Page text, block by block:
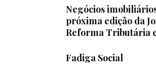
Negócios
próxima edição da
Reforma Tributária
Fadiga Social